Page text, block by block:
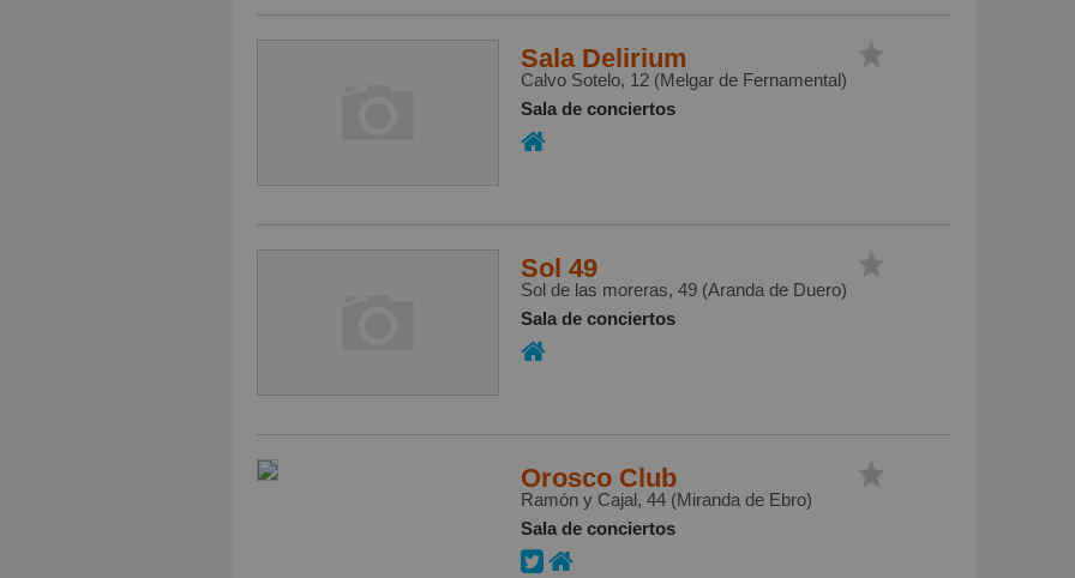
Sala Delirium
Calvo Sotelo, 12 (Melgar de Fernamental)
Sala de conciertos
Sol 49
Sol de las moreras, 49 (Aranda de Duero)
Sala de conciertos
Orosco Club
Ramón y Cajal, 44 (Miranda de Ebro)
Sala de conciertos